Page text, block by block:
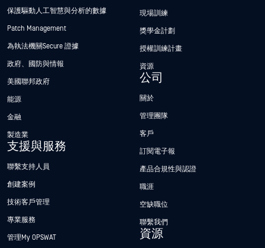
保護驅動人工智慧與分析的數據
Patch Management
為執法機關Secure 證據
政府、國防與情報
美國聯邦政府
能源
金融
製造業
支援與服務
聯繫支持人員
創建案例
技術客戶管理
專業服務
管理My OPSWAT
現場訓練
獎學金計劃
授權訓練計畫
資源
公司
關於
管理團隊
客戶
訂閱電子報
產品合規性與認證
職涯
空缺職位
聯繫我們
資源